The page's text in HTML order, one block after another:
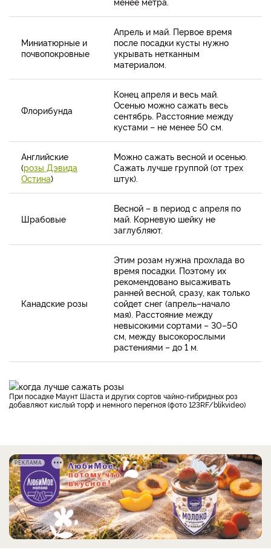
Миниатюрные и
почвопокровные
Апрель и май. Первое время
после посадки кусты нужно
укрывать нетканным
материалом.
Флорибунда
Конец апреля и весь май.
Осенью можно сажать весь
сентябрь. Расстояние между
кустами – не менее 50 см.
Английские
(розы Дэвида
Остина)
Можно сажать весной и осенью.
Сажать лучше группой (от трех
штук).
Шрабовые
Весной – в период с апреля по
май. Корневую шейку не
заглубляют.
Канадские розы
Этим розам нужна прохлада во
время посадки. Поэтому их
рекомендовано высаживать
ранней весной, сразу, как только
сойдет снег (апрель–начало
мая). Расстояние между
невысокими сортами – 30–50
см, между высокорослыми
растениями – до 1 м.
При посадке Маунт Шаста и других сортов чайно-гибридных роз
добавляют кислый торф и немного перегноя (фото 123RF/blikvideo)
РЕКЛАМА